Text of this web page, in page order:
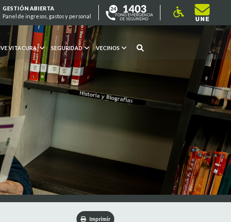
GESTIÓN ABIERTA
Panel de ingresos, gastos y personal
VITACURA SEGURIDAD VECINOS
Imprimir